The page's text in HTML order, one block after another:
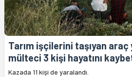
Tarım işçilerini taşıyan araç
mülteci 3 kişi hayatını
Kazada 11 kişi de yaralandı.